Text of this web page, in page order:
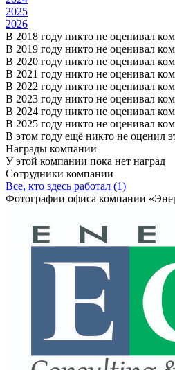
2025
2026
В 2018 году никто не оценивал
В 2019 году никто не оценивал
В 2020 году никто не оценивал
В 2021 году никто не оценивал
В 2022 году никто не оценивал
В 2023 году никто не оценивал
В 2024 году никто не оценивал
В 2025 году никто не оценивал
В этом году ещё никто не оценил
Награды компании
У этой компании пока нет наград
Сотрудники компании
Все, кто здесь работал (1)
Фотографии офиса компании